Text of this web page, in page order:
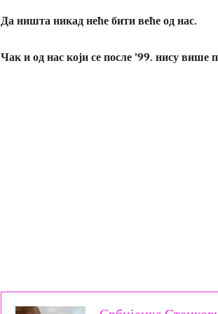
Да ништа никад неће бити веће од нас.
Чак и од нас који се после ’99. нису више